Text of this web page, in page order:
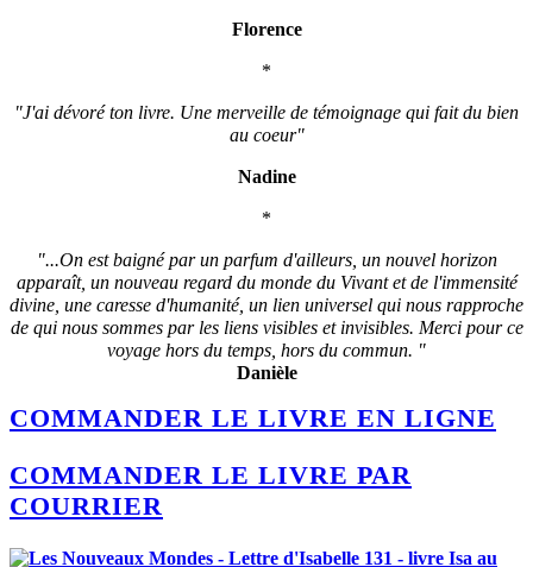
Florence
*
"J'ai dévoré ton livre. Une merveille de témoignage qui fait du bien
au coeur"
Nadine
*
"...On est baigné par un parfum d'ailleurs, un nouvel horizon
apparaît, un nouveau regard du monde du Vivant et de l'immensité
divine, une caresse d'humanité, un lien universel qui nous rapproche
de qui nous sommes par les liens visibles et invisibles. Merci pour ce
voyage hors du temps, hors du commun. "
Danièle
COMMANDER LE LIVRE EN LIGNE
COMMANDER LE LIVRE PAR
COURRIER